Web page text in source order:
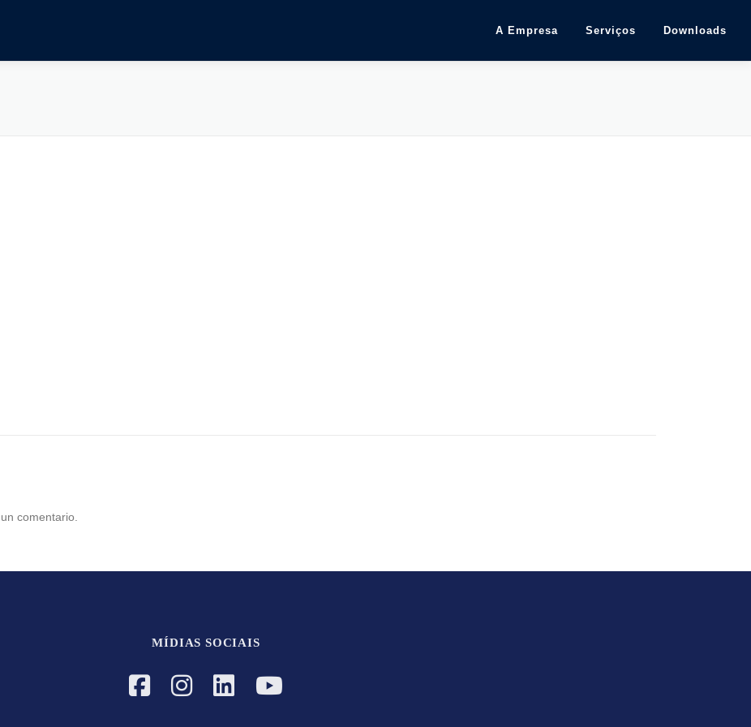
A Empresa Serviços Downloads
comentario.
MÍDIAS SOCIAIS